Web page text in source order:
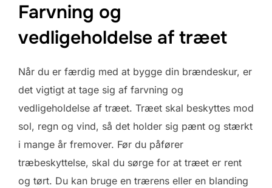
Farvning og
vedligeholdelse af træet
Når du er færdig med at bygge din brændeskur, er
det vigtigt at tage sig af farvning og
vedligeholdelse af træet. Træet skal beskyttes mod
sol, regn og vind, så det holder sig pænt og stærkt
i mange år fremover. Før du påfører
træbeskyttelse, skal du sørge for at træet er rent
og tørt. Du kan bruge en trærens eller en blanding